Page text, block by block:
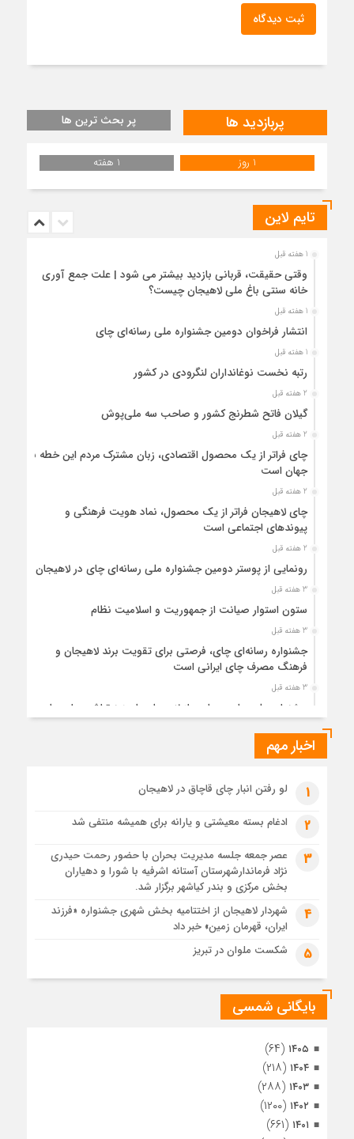
ثبت دیدگاه
پربازدید ها پر بحث ترین ها
1 روز 1 هفته
تایم لاین
1 هفته قبل
وقتی حقیقت، قربانی بازدید بیشتر می شود | علت جمع آوری
خانه سنتی باغ ملی لاهیجان چیست؟
1 هفته قبل
انتشار فراخوان دومین جشنواره ملی رسانه‌ای چای
1 هفته قبل
رتبه نخست نوغانداران لنگرودی در کشور
2 هفته قبل
گیلان فاتح شطرنج کشور و صاحب سه ملی‌پوش
2 هفته قبل
چای فراتر از یک محصول اقتصادی، زبان مشترک مردم این خطه با
جهان است
2 هفته قبل
چای لاهیجان فراتر از یک محصول، نماد هویت فرهنگی و
پیوندهای اجتماعی است
2 هفته قبل
رونمایی از پوستر دومین جشنواره ملی رسانه‌ای چای در لاهیجان
3 هفته قبل
ستون استوار صیانت از جمهوریت و اسلامیت نظام
3 هفته قبل
جشنواره رسانه‌ای چای، فرصتی برای تقویت برند لاهیجان و
فرهنگ مصرف چای ایرانی است
3 هفته قبل
جشنواره ملی چای، حمایت از لاهیجان یا هزینه‌تراشی برای چای
4 هفته قبل
4 هفته قبل
رئوف
تصاویر هوایی مراسم تشییع پیکر مطهر آقای شهید ایران – مشهد
مراسم تشییع پیکر مطهر آقای شهید ایران – مشهد
تصاویری از تراکم جمعیت حاضر در میدان ثورهالعشرین نجف
اشرف
اخبار مهم
1 لو رفتن انبار چای قاچاق در لاهیجان
2 ادغام بسته معیشتی و یارانه برای همیشه منتفی شد
3
عصر جمعه جلسه مدیریت بحران با حضور رحمت حیدری
نژاد فرماندارشهرستان آستانه اشرفیه با شورا و دهیاران
بخش مرکزی و بندر کیاشهر برگزار شد.
4
شهردار لاهیجان از اختتامیه بخش شهری جشنواره «فرزند
ایران، قهرمان زمین» خبر داد
5 شکست ملوان در تبریز
بایگانی شمسی
۱۴۰۵ (۶۴)
۱۴۰۴ (۲۱۸)
۱۴۰۳ (۲۸۸)
۱۴۰۲ (۱۲۰۰)
۱۴۰۱ (۶۶۱)